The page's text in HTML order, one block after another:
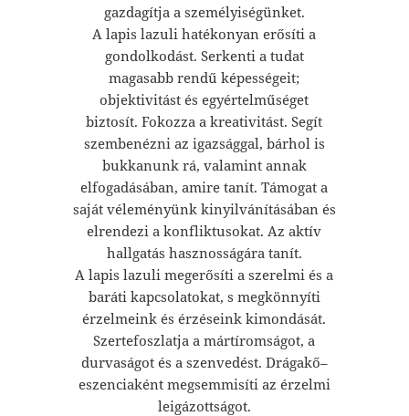
gazdagítja a személyiségünket.
A lapis lazuli hatékonyan erősíti a
gondolkodást. Serkenti a tudat
magasabb rendű képességeit;
objektivitást és egyértelműséget
biztosít. Fokozza a kreativitást. Segít
szembenézni az igazsággal, bárhol is
bukkanunk rá, valamint annak
elfogadásában, amire tanít. Támogat a
saját véleményünk kinyilvánításában és
elrendezi a konfliktusokat. Az aktív
hallgatás hasznosságára tanít.
A lapis lazuli megerősíti a szerelmi és a
baráti kapcsolatokat, s megkönnyíti
érzelmeink és érzéseink kimondását.
Szertefoszlatja a mártíromságot, a
durvaságot és a szenvedést. Drágakő–
eszenciaként megsemmisíti az érzelmi
leigázottságot.